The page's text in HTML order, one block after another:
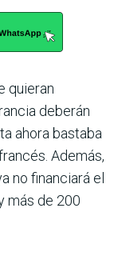
quieran
deberán
ahora bastaba
Además,
no financiará el
más de 200